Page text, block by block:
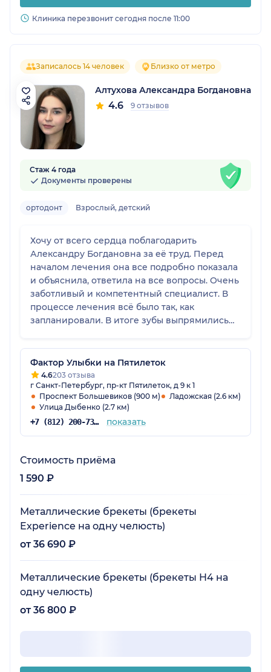
Клиника перезвонит сегодня после 11:00
Записалось 14 человек Близко от метро
Алтухова Александра Богдановна
4.6 9 отзывов
Стаж 4 года
Документы проверены
ортодонт Взрослый, детский
Хочу от всего сердца поблагодарить
Александру Богдановна за её труд. Перед
началом лечения она все подробно показала
и объяснила, ответила на все вопросы. Очень
заботливый и компетентный специалист. В
процессе лечения всё было так, как
запланировали. В итоге зубы выпрямились
довольна результатом. Спасибо доктору и
всему персоналу клиники за заботу,
безупречную работу и ту улыбку, о которой я
так мечтала.
Фактор Улыбки на Пятилеток
4.6203 отзыва
г Санкт-Петербург, пр-кт Пятилеток, д 9 к 1
Проспект Большевиков (900 м)
Ладожская (2.6 км)
Улица Дыбенко (2.7 км)
+7 (812) 200-73-56 показать
Стоимость приёма
1 590 ₽
Металлические брекеты (брекеты
Experience на одну челюсть)
от 36 690 ₽
Металлические брекеты (брекеты Н4 на
одну челюсть)
от 36 800 ₽